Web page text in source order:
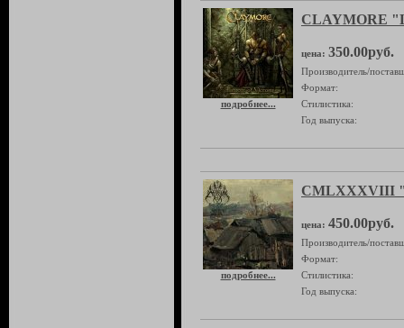
подробнее...
CLAYMORE
цена: 350.00руб.
Производитель/
Формат:
Стилистика:
Год выпуска:
подробнее...
CMLXXXVIII
цена: 450.00руб.
Производитель/
Формат:
Стилистика:
Год выпуска: